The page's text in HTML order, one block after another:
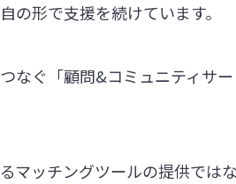
の形で支援を続けています。
なぐ「顧問&コミュニティサ
マッチングツールの提供では